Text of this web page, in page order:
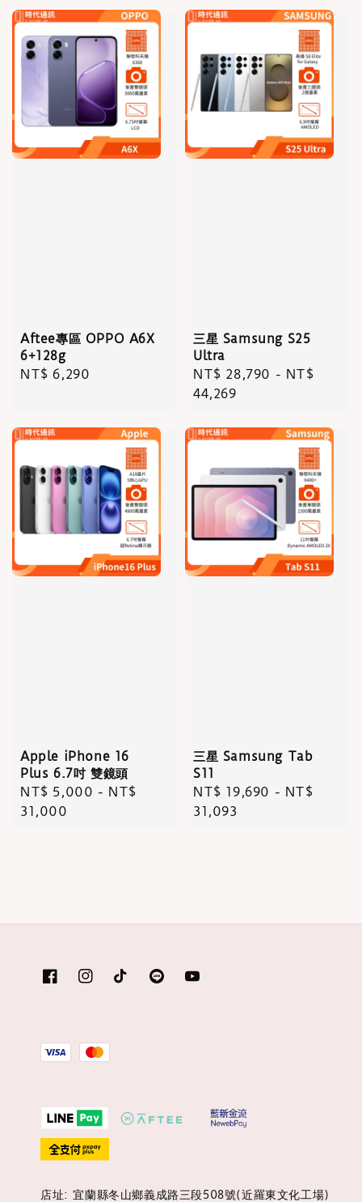
Aftee專區 OPPO A6X
6+128g
Regular
NT$ 6,290
三星 Samsung S25
Ultra
Regular
price
NT$ 28,790 - NT$
44,269
Apple iPhone 16
Plus 6.7吋 雙鏡頭
Regular
price
NT$ 5,000 - NT$
31,000
三星 Samsung Tab
S11
Regular
price
NT$ 19,690 - NT$
31,093
店址: 宜蘭縣冬山鄉義成路三段508號(近羅東文化工場)